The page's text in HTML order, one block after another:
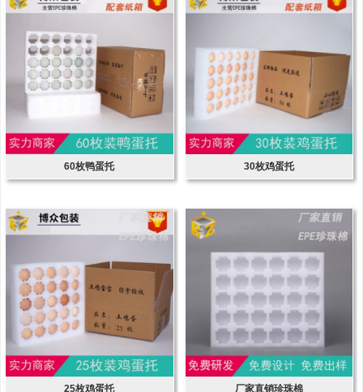
60枚鸭蛋托 30枚鸡蛋托
25枚鸡蛋托 厂家直销珍珠棉